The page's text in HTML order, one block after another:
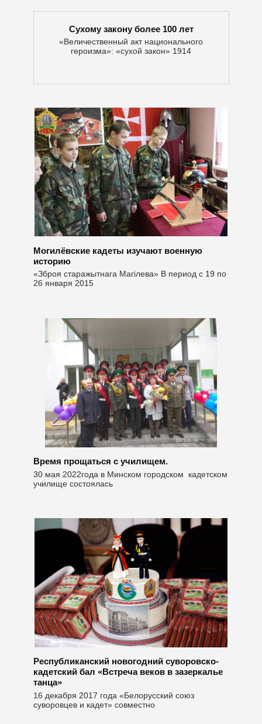
Сухому закону более 100 лет
«Величественный акт национального
героизма»: «сухой закон» 1914
Могилёвские кадеты изучают военную
историю
«Зброя старажытнага Магiлева» В период с 19 по
26 января 2015
Время прощаться с училищем.
30 мая 2022года в Минском городском кадетском
училище состоялась
Республиканский новогодний суворовско-
кадетский бал «Встреча веков в зазеркалье
танца»
16 декабря 2017 года «Белорусский союз
суворовцев и кадет» совместно